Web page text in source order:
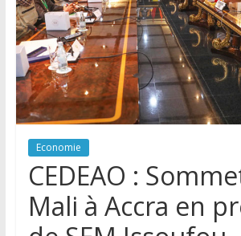
Economie
CEDEAO :
Mali à Accra en